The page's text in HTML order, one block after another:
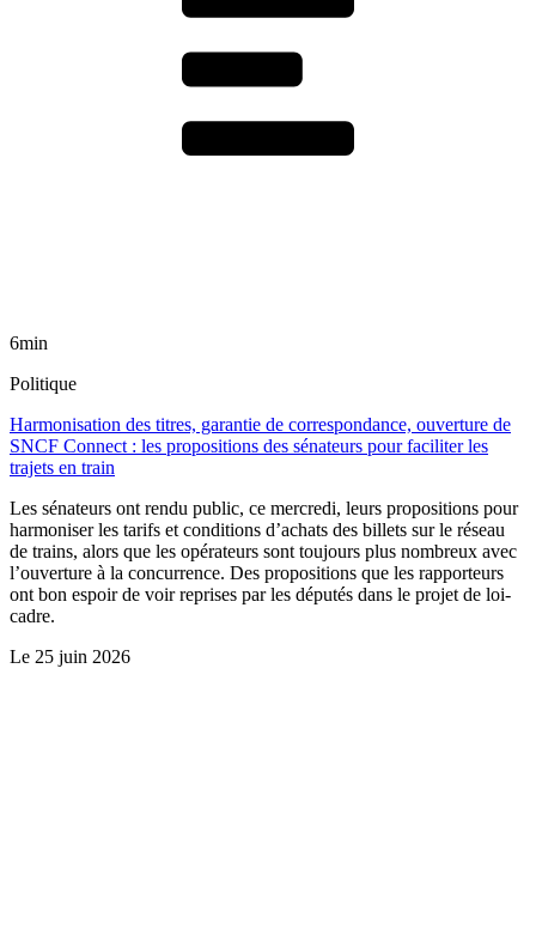
6min
Politique
Harmonisation des titres, garantie de correspondance, ouverture de
SNCF Connect : les propositions des sénateurs pour faciliter les
trajets en train
Les sénateurs ont rendu public, ce mercredi, leurs propositions pour
harmoniser les tarifs et conditions d’achats des billets sur le réseau
de trains, alors que les opérateurs sont toujours plus nombreux avec
l’ouverture à la concurrence. Des propositions que les rapporteurs
ont bon espoir de voir reprises par les députés dans le projet de loi-
cadre.
Le 25 juin 2026